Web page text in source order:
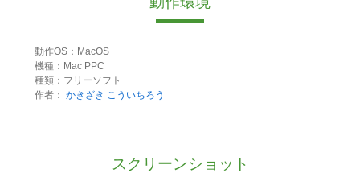
動作OS：MacOS
機種：Mac PPC
種類：フリーソフト
作者： かきざき こういちろう
スクリーンショット